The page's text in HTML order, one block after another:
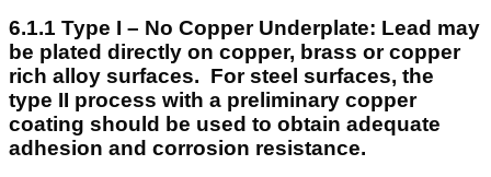
6.1.1 Type I – No Copper Underplate: Lead may
be plated directly on copper, brass or copper
rich alloy surfaces. For steel surfaces, the
type II process with a preliminary copper
coating should be used to obtain adequate
adhesion and corrosion resistance.